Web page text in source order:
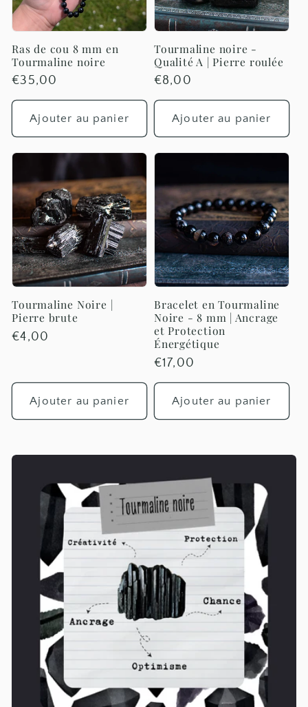
t
i
o
n
:
Ras de cou 8 mm en
Tourmaline noire
Prix
habituel
€35,00
Ajouter au panier
Tourmaline noire -
Qualité A | Pierre roulée
Prix
habituel
€8,00
Ajouter au panier
Tourmaline Noire |
Pierre brute
Prix
€4,00
Ajouter au panier
Bracelet en Tourmaline
Noire - 8 mm | Ancrage
et Protection
Énergétique
Prix
habituel
€17,00
Ajouter au panier